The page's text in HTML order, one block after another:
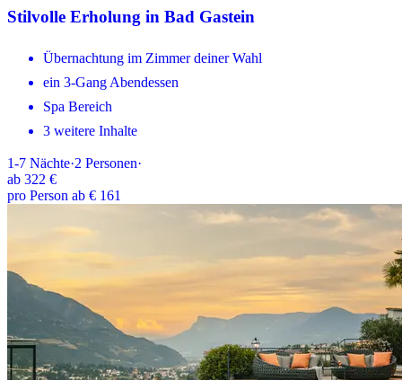
Stilvolle Erholung in Bad Gastein
Übernachtung im Zimmer deiner Wahl
ein 3-Gang Abendessen
Spa Bereich
3 weitere Inhalte
1-7 Nächte·2 Personen·
ab 322 €
pro Person ab € 161